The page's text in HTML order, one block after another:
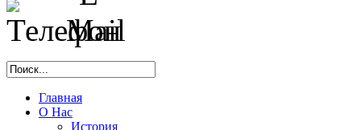
Главная
О Нас
История